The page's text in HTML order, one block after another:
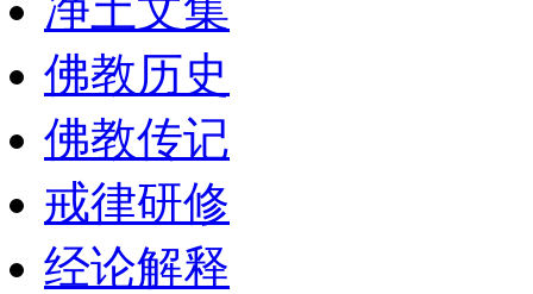
佛教历史
佛教传记
戒律研修
经论解释